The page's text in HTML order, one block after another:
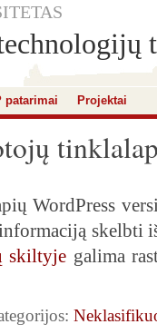
patarimai Projektai
WordPress
skelbti
skiltyje galima